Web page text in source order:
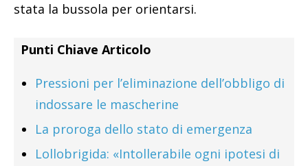
stata la bussola per orientarsi.
Punti Chiave Articolo
Pressioni per l’eliminazione dell’obbligo di
indossare le mascherine
La proroga dello stato di emergenza
Lollobrigida: «Intollerabile ogni ipotesi di